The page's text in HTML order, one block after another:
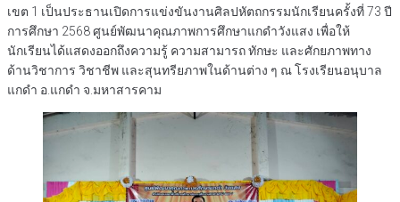
เขต 1 เป็นประธานเปิดการแข่งขันงานศิลปหัตถกรรมนักเรียนครั้งที่ 73 ปี
การศึกษา 2568 ศูนย์พัฒนาคุณภาพการศึกษาแกดำวังแสง เพื่อให้
นักเรียนได้แสดงออกถึงความรู้ ความสามารถ ทักษะ และศักยภาพทาง
ด้านวิชาการ วิชาชีพ และสุนทรียภาพในด้านต่าง ๆ ณ โรงเรียนอนุบาล
แกดำ อ.แกดำ จ.มหาสารคาม